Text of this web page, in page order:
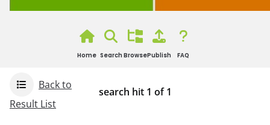
Home Search BrowsePublish FAQ
search hit 1 of1
Back to
Result List